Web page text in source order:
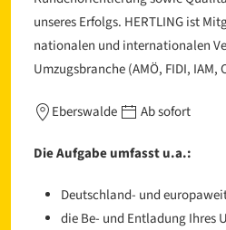
unseres Erfolgs. HERTLING ist
nationalen und internationalen
Umzugsbranche (AMÖ, FIDI, IAM,
Eberswalde Ab sofort
Die Aufgabe umfasst u.a.:
Deutschland- und
die Be- und Entladung Ihres